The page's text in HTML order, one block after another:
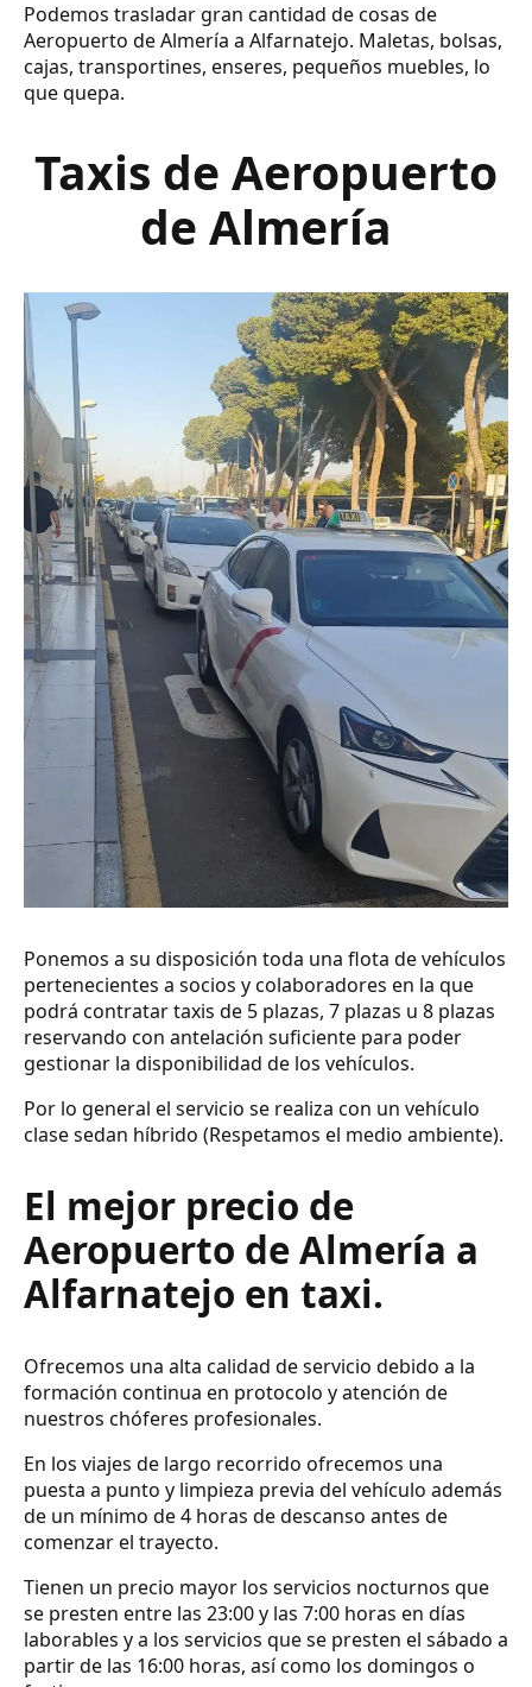
Podemos trasladar gran cantidad de cosas de
Aeropuerto de Almería a Alfarnatejo. Maletas, bolsas,
cajas, transportines, enseres, pequeños muebles, lo
que quepa.
Taxis de Aeropuerto
de Almería
Ponemos a su disposición toda una flota de vehículos
pertenecientes a socios y colaboradores en la que
podrá contratar taxis de 5 plazas, 7 plazas u 8 plazas
reservando con antelación suficiente para poder
gestionar la disponibilidad de los vehículos.
Por lo general el servicio se realiza con un vehículo
clase sedan híbrido (Respetamos el medio ambiente).
El mejor precio de
Aeropuerto de Almería a
Alfarnatejo en taxi.
Ofrecemos una alta calidad de servicio debido a la
formación continua en protocolo y atención de
nuestros chóferes profesionales.
En los viajes de largo recorrido ofrecemos una
puesta a punto y limpieza previa del vehículo además
de un mínimo de 4 horas de descanso antes de
comenzar el trayecto.
Tienen un precio mayor los servicios nocturnos que
se presten entre las 23:00 y las 7:00 horas en días
laborables y a los servicios que se presten el sábado a
partir de las 16:00 horas, así como los domingos o